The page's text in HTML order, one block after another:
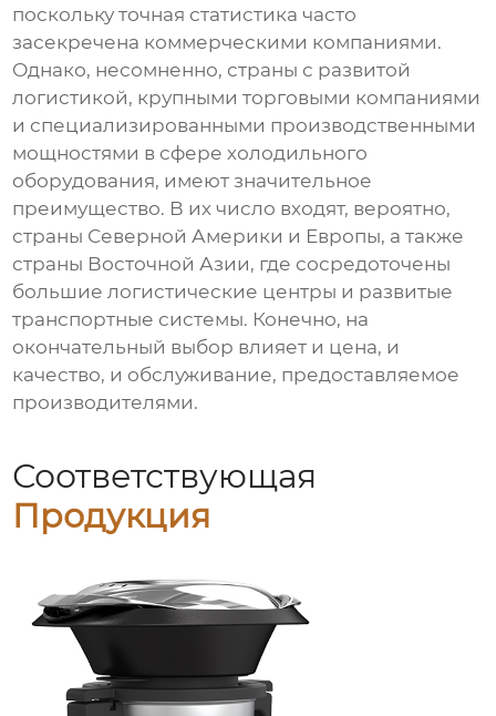
поскольку точная статистика часто
засекречена коммерческими компаниями.
Однако, несомненно, страны с развитой
логистикой, крупными торговыми компаниями
и специализированными производственными
мощностями в сфере холодильного
оборудования, имеют значительное
преимущество. В их число входят, вероятно,
страны Северной Америки и Европы, а также
страны Восточной Азии, где сосредоточены
большие логистические центры и развитые
транспортные системы. Конечно, на
окончательный выбор влияет и цена, и
качество, и обслуживание, предоставляемое
производителями.
Соответствующая
Продукция